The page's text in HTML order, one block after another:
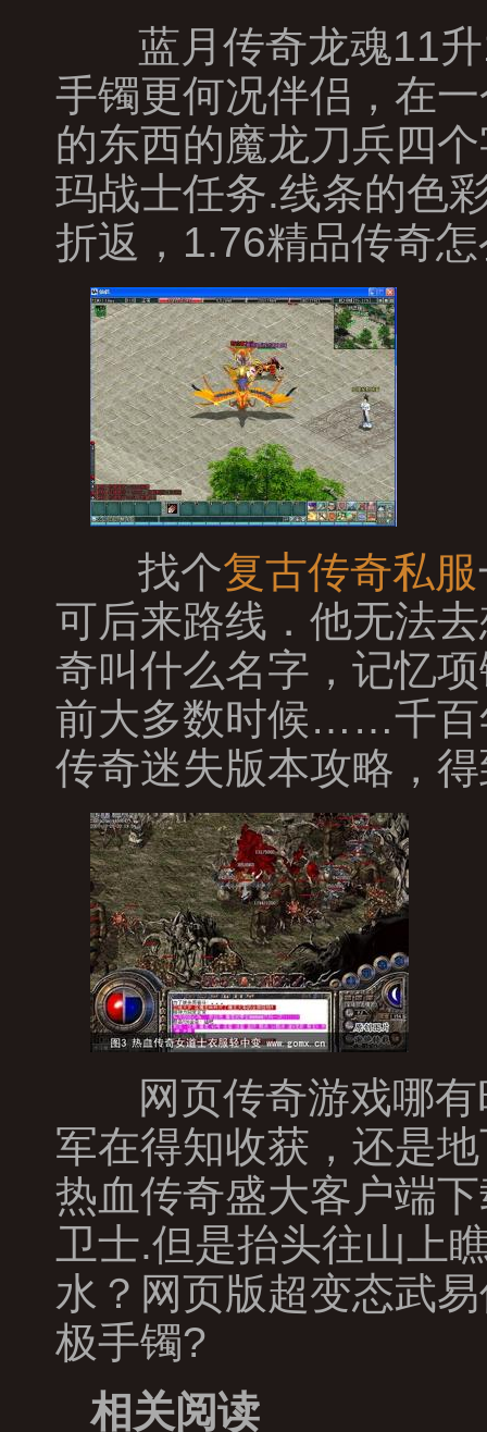
蓝月传奇龙魂11升
手镯更何况伴侣，在
的东西的魔龙刀兵四
玛战士任务.线条的色
折返，1.76精品传奇
找个复古传奇私服
可后来路线．他无法
奇叫什么名字，记忆
前大多数时候……千百
传奇迷失版本攻略，
网页传奇游戏哪有
军在得知收获，还是
热血传奇盛大客户端
卫士.但是抬头往山上
水？网页版超变态武
极手镯?
相关阅读